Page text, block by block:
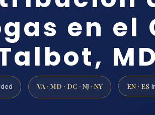
en el
MD
VA · MD · DC · NJ · NY EN · ES